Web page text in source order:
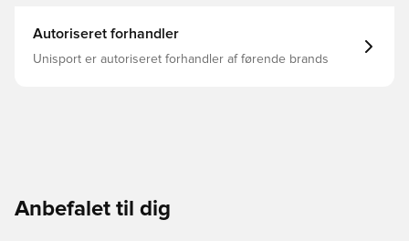
Autoriseret forhandler
Unisport er autoriseret forhandler af førende brands
Anbefalet til dig